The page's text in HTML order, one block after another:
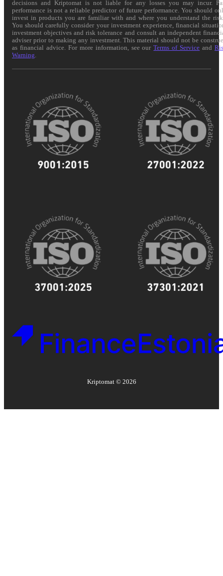
decisions and Kriptomat is not liable for any losses you may incur.
performance is not a reliable predictor of future performance. You should
invest in products you are familiar with and where you understand the
You should carefully consider your investment experience, financial
investment objectives and risk tolerance and consult an independent
adviser prior to making any investment. This material should not be
as financial advice. For more information, see ourTerms of Service and
Warning
Kriptomat © 2026